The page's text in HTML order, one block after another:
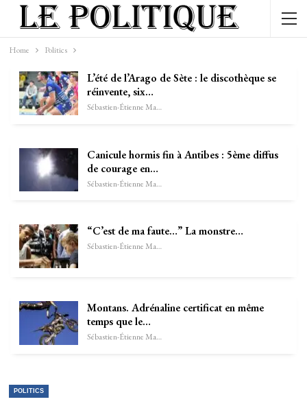
Home Politics
L’été de l’Arago de Sète : le discothèque se
réinvente, six…
Sébastien-Étienne Marechal
Canicule hormis fin à Antibes : 5ème diffus
de courage en…
Sébastien-Étienne Marechal
“C’est de ma faute…” La monstre…
Sébastien-Étienne Marechal
Montans. Adrénaline certificat en même
temps que le…
Sébastien-Étienne Marechal
POLITICS